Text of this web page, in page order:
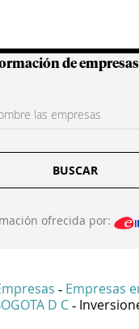
de empresas
BUSCAR
ofrecida por:
- Empresas
D C -